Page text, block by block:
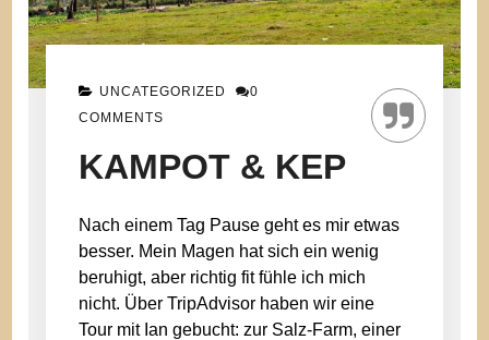
UNCATEGORIZED
0
COMMENTS
KAMPOT & KEP
Nach einem Tag Pause geht es mir etwas
besser. Mein Magen hat sich ein wenig
beruhigt, aber richtig fit fühle ich mich
nicht. Über TripAdvisor haben wir eine
Tour mit Ian gebucht: zur Salz-Farm, einer